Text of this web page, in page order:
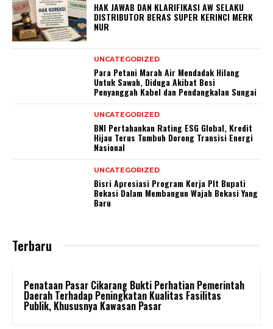
HAK JAWAB DAN KLARIFIKASI AW SELAKU
DISTRIBUTOR BERAS SUPER KERINCI MERK
NUR
UNCATEGORIZED
Para Petani Marah Air Mendadak Hilang
Untuk Sawah, Diduga Akibat Besi
Penyanggah Kabel dan Pendangkalan Sungai
UNCATEGORIZED
BNI Pertahankan Rating ESG Global, Kredit
Hijau Terus Tumbuh Dorong Transisi Energi
Nasional
UNCATEGORIZED
Bisri Apresiasi Program Kerja Plt Bupati
Bekasi Dalam Membangun Wajah Bekasi Yang
Baru
Terbaru
Penataan Pasar Cikarang Bukti Perhatian Pemerintah
Daerah Terhadap Peningkatan Kualitas Fasilitas
Publik, Khususnya Kawasan Pasar